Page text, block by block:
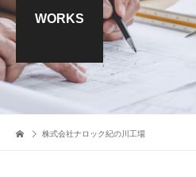
WORKS
株式会社ナロック紀の川工場